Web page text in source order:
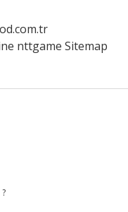
nttgame Sitemap